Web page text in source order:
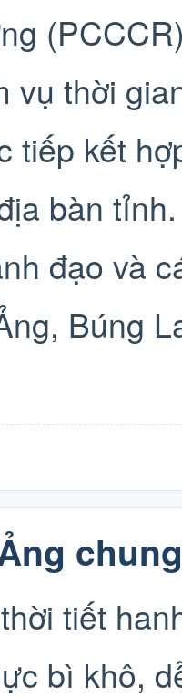
vụ thời
tiếp kết
bàn
đạo và
Búng
tiết
bì khô,